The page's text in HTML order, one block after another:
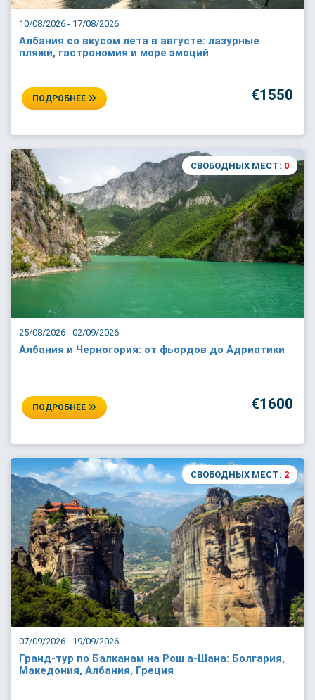
10/08/2026 - 17/08/2026
Албания со вкусом лета в августе: лазурные
пляжи, гастрономия и море эмоций
ПОДРОБНЕЕ €1550
25/08/2026 - 02/09/2026
СВОБОДНЫХ МЕСТ: 0
Албания и Черногория: от фьордов до Адриатики
ПОДРОБНЕЕ €1600
07/09/2026 - 19/09/2026
СВОБОДНЫХ МЕСТ: 2
Гранд-тур по Балканам на Рош а-Шана: Болгария,
Македония, Албания, Греция